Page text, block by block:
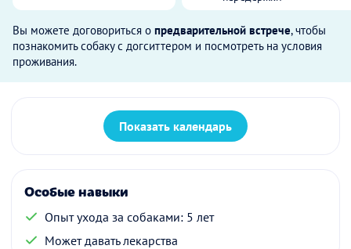
Вы можете договориться о предварительной встрече, чтобы
познакомить собаку с догситтером и посмотреть на условия
проживания.
Показать календарь
Особые навыки
Опыт ухода за собаками: 5 лет
Может давать лекарства